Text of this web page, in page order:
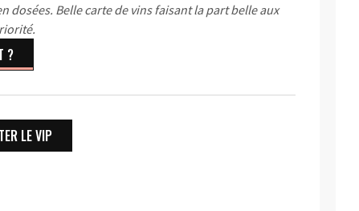
dosées. Belle carte de vins faisant la part belle aux
?
LE VIP